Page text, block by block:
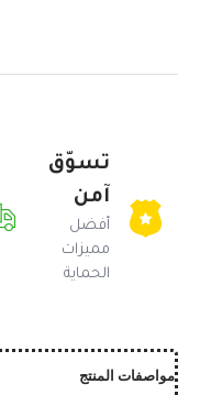
تسوّق
آمن
أفضل
مميزات
الحماية
مواصفات المنتج